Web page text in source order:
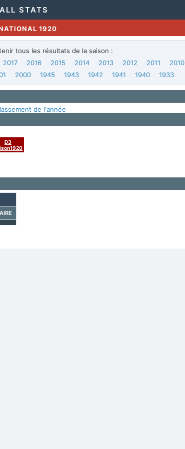
STATS
1920
tous les résultats de la saison :
2017 2016 2015 2014 2013 2012 2011 2010
2000 1945 1943 1942 1941 1940 1933
de l'année
D3